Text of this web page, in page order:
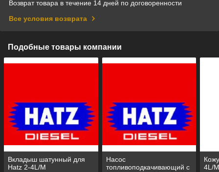
Возврат товара в течение 14 дней по договоренности
Все условия возврата
Подобные товары компании
Вкладыш шатунный для
Hatz 2-4L/M
Насос
топливоподкачивающий с
4L/